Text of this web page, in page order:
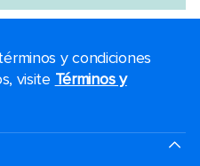
y condiciones
visite Términos y